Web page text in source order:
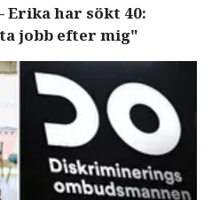
Erika har sökt 40:
jobb efter mig"